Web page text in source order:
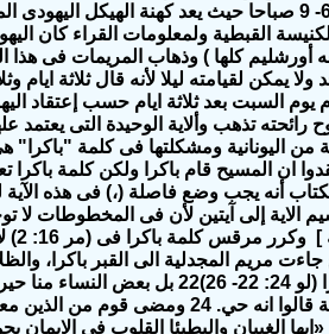
الساعة الأولى من نهار عند اليهود ما بين 6- 9 صباحا حيث يعد كهنة
القبطية ولمعلومات القراء كان
أورشليم كلها ) وذهاب المريمات فى هذا
يمكن لقيامته ليلا لأنه قال ثلاثة ايام
يوم السبت بعد ثلاثة ايام حسب إعتقاد
رائحته تذهب وألاية الوحيدة التى يعتمد
ان المسيح قام باكرا ولكن كلمة
الاية إلى آيتين لأن فى المخطوطات لا
]
وكرر مرقس كلمة باكرا فى (مر 16: 2)
26)
جسده اتين قائلات: انهن راين منظر ملائكة